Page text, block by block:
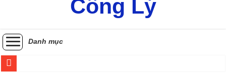
Danh mục